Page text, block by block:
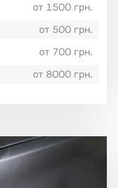
от 1500 грн.
от 500 грн.
от 700 грн.
от 8000 грн.